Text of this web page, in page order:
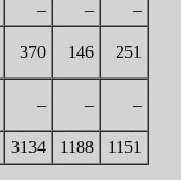
– –
–
370 146 251
– – –
3134 1188 1151